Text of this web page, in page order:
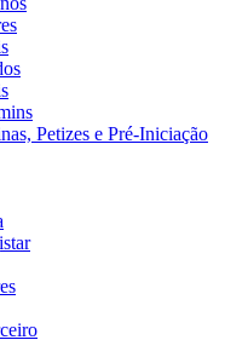
Petizes e Pré-Iniciação